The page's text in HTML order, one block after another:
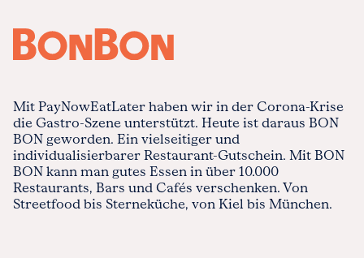
Mit PayNowEatLater haben wir in der Corona-Krise
die Gastro-Szene unterstützt. Heute ist daraus BON
BON geworden. Ein vielseitiger und
individualisierbarer Restaurant-Gutschein. Mit BON
BON kann man gutes Essen in über 10.000
Restaurants, Bars und Cafés verschenken. Von
Streetfood bis Sterneküche, von Kiel bis München.